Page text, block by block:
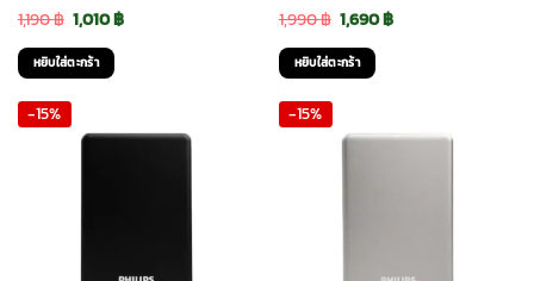
1,190฿ Original
price
was:
1,010฿Current
หยิบใส่ตะกร้า
1,990฿ Original
price
was:
1,690฿Current
หยิบใส่ตะกร้า
-15% -15%